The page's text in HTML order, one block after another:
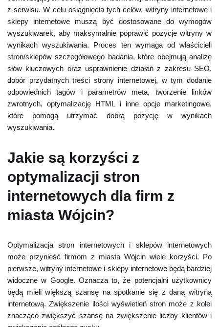
z serwisu. W celu osiągnięcia tych celów, witryny internetowe i
sklepy internetowe muszą być dostosowane do wymogów
wyszukiwarek, aby maksymalnie poprawić pozycje witryny w
wynikach wyszukiwania. Proces ten wymaga od właścicieli
stron/sklepów szczegółowego badania, które obejmują analizę
słów kluczowych oraz usprawnienie działań z zakresu SEO,
dobór przydatnych treści strony internetowej, w tym dodanie
odpowiednich tagów i parametrów meta, tworzenie linków
zwrotnych, optymalizację HTML i inne opcje marketingowe,
które pomogą utrzymać dobrą pozycję w wynikach
wyszukiwania.
Jakie są korzyści z
optymalizacji stron
internetowych dla firm z
miasta Wójcin?
Optymalizacja stron internetowych i sklepów internetowych
może przynieść firmom z miasta Wójcin wiele korzyści. Po
pierwsze, witryny internetowe i sklepy internetowe będą bardziej
widoczne w Google. Oznacza to, że potencjalni użytkownicy
będą mieli większą szansę na spotkanie się z daną witryną
internetową. Zwiększenie ilości wyświetleń stron może z kolei
znacząco zwiększyć szansę na zwiększenie liczby klientów i